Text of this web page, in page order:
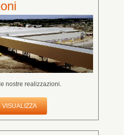
nostre realizzazioni.
VISUALIZZA